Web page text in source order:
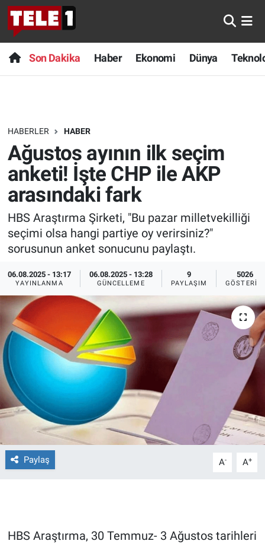
Son Dakika Haber Ekonomi Dünya
HABERLER HABER
Ağustos ayının ilk seçim
anketi! İşte CHP ile AKP
arasındaki fark
HBS Araştırma Şirketi, "Bu pazar milletvekilliği
seçimi olsa hangi partiye oy verirsiniz?"
sorusunun anket sonucunu paylaştı.
06.08.2025 - 13:17
YAYINLANMA
06.08.2025 - 13:28
GÜNCELLEME
9
PAYLAŞIM
5026
GÖSTERIM
Paylaş A- A+
HBS Araştırma, 30 Temmuz- 3 Ağustos tarihleri
Anında Manşet
Başka Sohbetler
Bilim turu
Bilim ve Teknoloji Evreni
Doğa Konuşuyor
Dünya
Ege Saati
Ege'den Esintiler
Eğlence
Ekonomi
Forum
Gerçeğin İzinde
Gün Başlıyor
Gün Ortası
Son Dakika
Haber
Dünya
Teknoloji
Sağlık
Spor
Yayın Akışı
İletişim
Nöbetçi Eczaneler
Hava Durumu
Trafik Durumu
Süper Lig Puan Durumu ve Fikstür
Tüm Manşetler
Son Dakika Haberleri
Haber Arşivi